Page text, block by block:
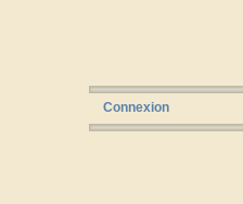
Connexion